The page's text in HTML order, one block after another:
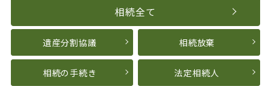
相続全て
遺産分割協議 相続放棄
相続の手続き 法定相続人